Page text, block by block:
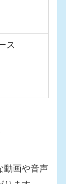
ス
動画や音声